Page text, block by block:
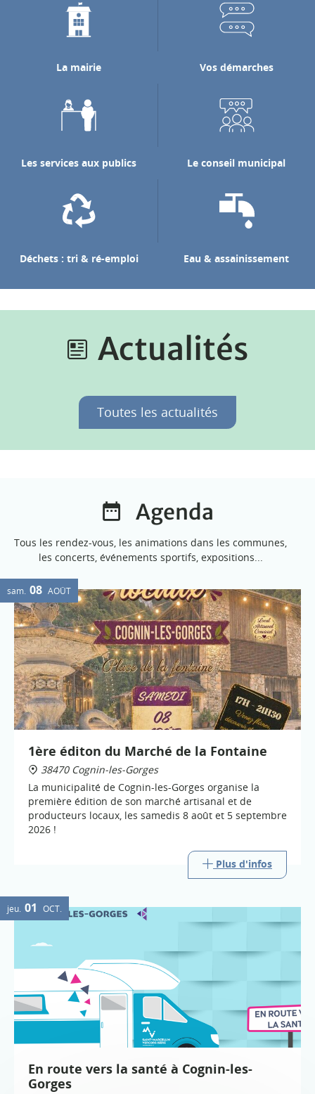
La mairie Vos démarches
Les services aux publics Le conseil municipal
Déchets : tri & ré-emploi Eau & assainissement
Actualités
Toutes les actualités
Agenda
Tous les rendez-vous, les animations dans les communes,
les concerts, événements sportifs, expositions...
sam. 08 AOÛT
1ère éditon du Marché de la Fontaine
38470 Cognin-les-Gorges
La municipalité de Cognin-les-Gorges organise la
première édition de son marché artisanal et de
producteurs locaux, les samedis 8 août et 5 septembre
2026 !
Plus d'infos
jeu. 01 OCT.
En route vers la santé à Cognin-les-
Gorges